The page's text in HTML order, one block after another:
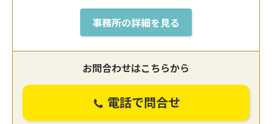
事務所の詳細を見る
お問合わせはこちらから
電話で問合せ